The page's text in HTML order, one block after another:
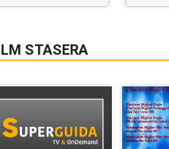
STASERA